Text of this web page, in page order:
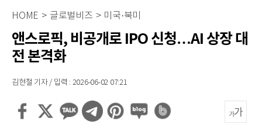
HOME > 글로벌비즈 > 미국·북미
앤스로픽, 비공개로 IPO 신청…AI 상장 대
전 본격화
김현철 기자 / 입력 : 2026-06-02 07:21